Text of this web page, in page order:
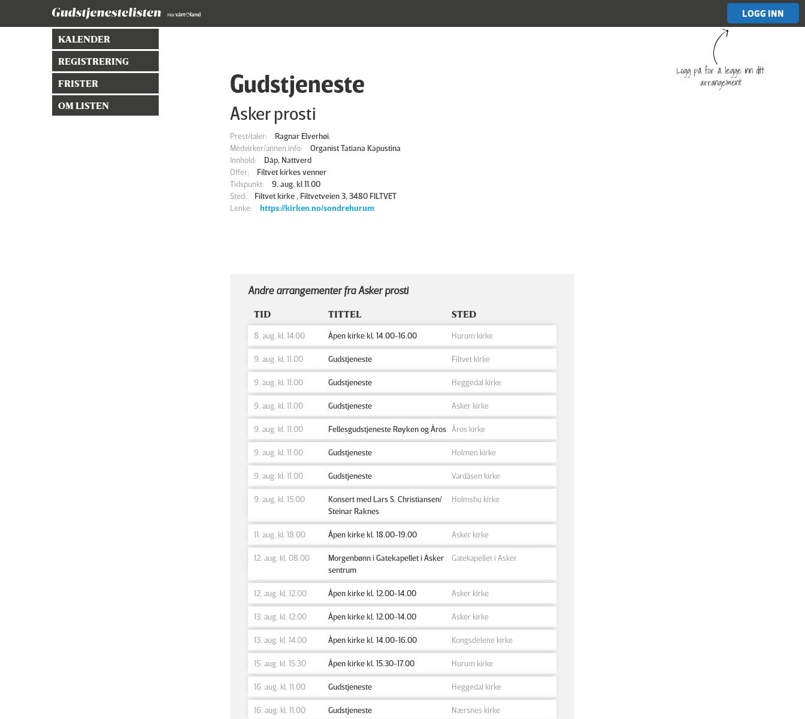
LOGG INN
Logg på for å legge inn ditt
arrangement
KALENDER
REGISTRERING
FRISTER
OM LISTEN
Gudstjeneste
Asker prosti
Prest/taler:
Ragnar Elverhøi.
Medvirker/annen info:
Organist Tatiana Kapustina
Innhold:
Dåp, Nattverd
Offer:
Filtvet kirkes venner
Tidspunkt:
9. aug. kl 11.00
Sted:
Filtvet kirke , Filtvetveien 3, 3480 FILTVET
Lenke:
https://kirken.no/sondrehurum
Andre arrangementer fra Asker prosti
TID TITTEL STED
8. aug. kl. 14.00 Åpen kirke kl. 14.00-16.00 Hurum kirke
9. aug. kl. 11.00 Gudstjeneste Filtvet kirke
9. aug. kl. 11.00 Gudstjeneste Heggedal kirke
9. aug. kl. 11.00 Gudstjeneste Asker kirke
9. aug. kl. 11.00 Fellesgudstjeneste Røyken og Åros Åros kirke
9. aug. kl. 11.00 Gudstjeneste Holmen kirke
9. aug. kl. 11.00 Gudstjeneste Vardåsen kirke
9. aug. kl. 15.00
Konsert med Lars S. Christiansen/
Steinar Raknes
Holmsbu kirke
11. aug. kl. 18.00 Åpen kirke kl. 18.00-19.00 Asker kirke
12. aug. kl. 08.00
Morgenbønn i Gatekapellet i Asker
sentrum
Gatekapellet i Asker
12. aug. kl. 12.00 Åpen kirke kl. 12.00-14.00 Asker kirke
13. aug. kl. 12.00 Åpen kirke kl. 12.00-14.00 Asker kirke
13. aug. kl. 14.00 Åpen kirke kl. 14.00-16.00 Kongsdelene kirke
15. aug. kl. 15.30 Åpen kirke kl. 15.30-17.00 Hurum kirke
16. aug. kl. 11.00 Gudstjeneste Heggedal kirke
16. aug. kl. 11.00 Gudstjeneste Nærsnes kirke